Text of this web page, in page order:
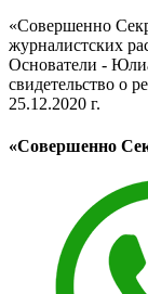
«Совершенно
журналистских
Основатели -
свидетельство о
25.12.2020 г.
«Совершенно